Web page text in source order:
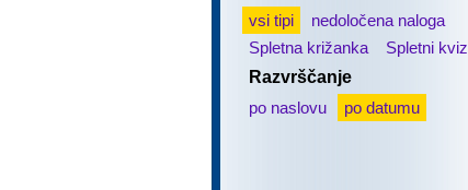
vsi tipi
nedoločena naloga
Spletna križanka
Spletni kviz
Razvrščanje
po naslovu
po datumu